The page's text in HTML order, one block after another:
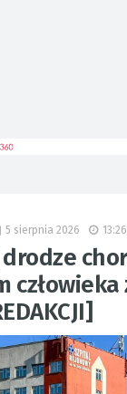
5 sierpnia 2026 13:26